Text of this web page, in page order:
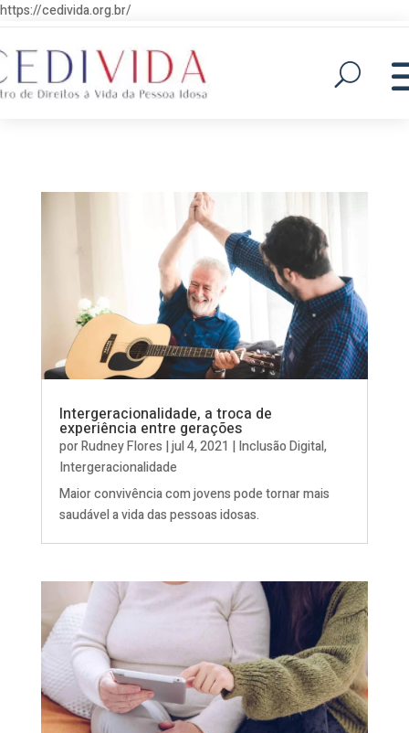
https://cedivida.org.br/
Intergeracionalidade, a troca de
experiência entre gerações
porRudney Flores |jul 4, 2021 |Inclusão Digital,
Intergeracionalidade
Maior convivência com jovens pode tornar mais
saudável a vida das pessoas idosas.